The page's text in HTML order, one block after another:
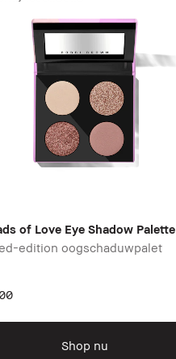
of Love Eye Shadow Palette
edition oogschaduwpalet
Shop nu